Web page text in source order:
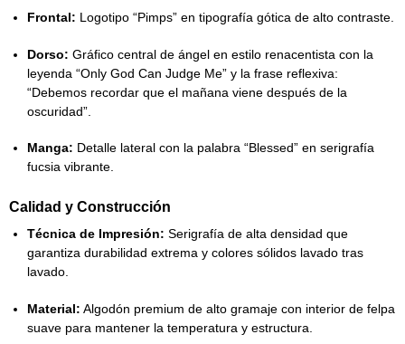
Frontal: Logotipo “Pimps” en tipografía gótica de alto contraste.
Dorso: Gráfico central de ángel en estilo renacentista con la
leyenda “Only God Can Judge Me” y la frase reflexiva:
“Debemos recordar que el mañana viene después de la
oscuridad”
Manga: Detalle lateral con la palabra “Blessed” en serigrafía
fucsia vibrante.
Calidad y Construcción
Técnica de Impresión: Serigrafía de alta densidad que
garantiza durabilidad extrema y colores sólidos lavado tras
lavado.
Material: Algodón premium de alto gramaje con interior de felpa
suave para mantener la temperatura y estructura.